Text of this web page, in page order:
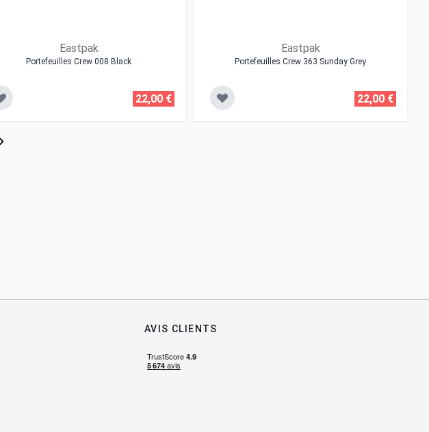
Eastpak
Portefeuilles Crew 008 Black
22,00 €
Eastpak
Portefeuilles Crew 363 Sunday Grey
22,00 €
AVIS CLIENTS